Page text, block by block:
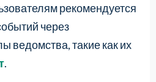
рекомендуется
через
ведомства, такие как их
.